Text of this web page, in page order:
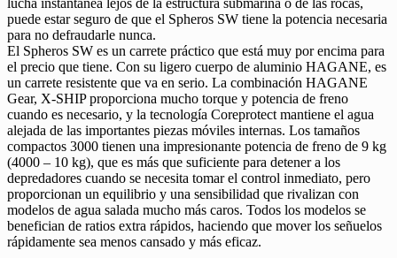
lucha instantánea lejos de la estructura submarina o de las rocas,
puede estar seguro de que el Spheros SW tiene la potencia necesaria
para no defraudarle nunca.
El Spheros SW es un carrete práctico que está muy por encima para
el precio que tiene. Con su ligero cuerpo de aluminio HAGANE, es
un carrete resistente que va en serio. La combinación HAGANE
Gear, X-SHIP proporciona mucho torque y potencia de freno
cuando es necesario, y la tecnología Coreprotect mantiene el agua
alejada de las importantes piezas móviles internas. Los tamaños
compactos 3000 tienen una impresionante potencia de freno de 9 kg
(4000 – 10 kg), que es más que suficiente para detener a los
depredadores cuando se necesita tomar el control inmediato, pero
proporcionan un equilibrio y una sensibilidad que rivalizan con
modelos de agua salada mucho más caros. Todos los modelos se
benefician de ratios extra rápidos, haciendo que mover los señuelos
rápidamente sea menos cansado y más eficaz.